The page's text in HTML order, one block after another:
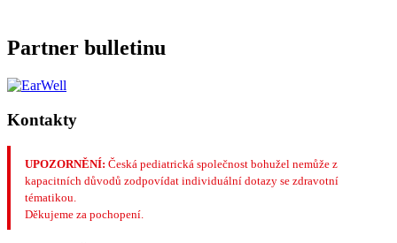
Partner bulletinu
Kontakty
UPOZORNĚNÍ: Česká pediatrická společnost bohužel nemůže z
kapacitních důvodů zodpovídat individuální dotazy se zdravotní
tématikou.
Děkujeme za pochopení.